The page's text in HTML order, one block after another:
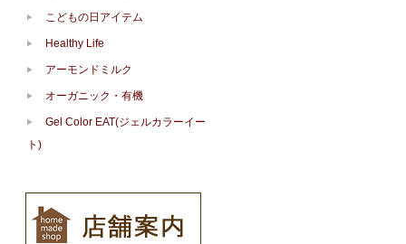
こどもの日アイテム
Healthy Life
アーモンドミルク
オーガニック・有機
Gel Color EAT(ジェルカラーイー
ト)